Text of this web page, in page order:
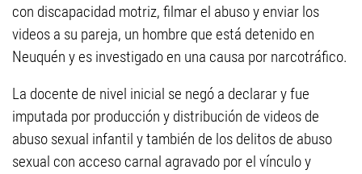
con discapacidad motriz, filmar el abuso y enviar los
videos a su pareja, un hombre que está detenido en
Neuquén y es investigado en una causa por narcotráfico.
La docente de nivel inicial se negó a declarar y fue
imputada por producción y distribución de videos de
abuso sexual infantil y también de los delitos de abuso
sexual con acceso carnal agravado por el vínculo y